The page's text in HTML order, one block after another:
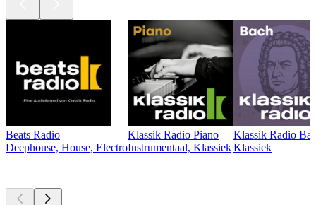
Beats Radio
Deephouse, House, Electro
Klassik Radio Piano
Instrumentaal, Klassiek
Klassik Radio
Klassiek